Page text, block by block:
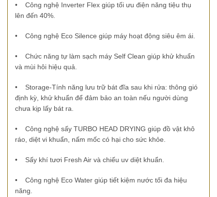
• Công nghệ Inverter Flex giúp tối ưu điện năng tiệu thụ
lên đến 40%.
• Công nghệ Eco Silence giúp máy hoạt động siêu êm ái.
• Chức năng tự làm sạch máy Self Clean giúp khử khuẩn
và mùi hôi hiệu quả.
• Storage-Tính năng lưu trữ bát đĩa sau khi rửa: thông gió
định kỳ, khử khuẩn để đảm bảo an toàn nếu người dùng
chưa kịp lấy bát ra.
• Công nghệ sấy TURBO HEAD DRYING giúp đồ vật khô
ráo, diệt vi khuẩn, nấm mốc có hại cho sức khỏe.
• Sấy khí tươi Fresh Air và chiếu uv diệt khuẩn.
• Công nghệ Eco Water giúp tiết kiệm nước tối đa hiệu
năng.